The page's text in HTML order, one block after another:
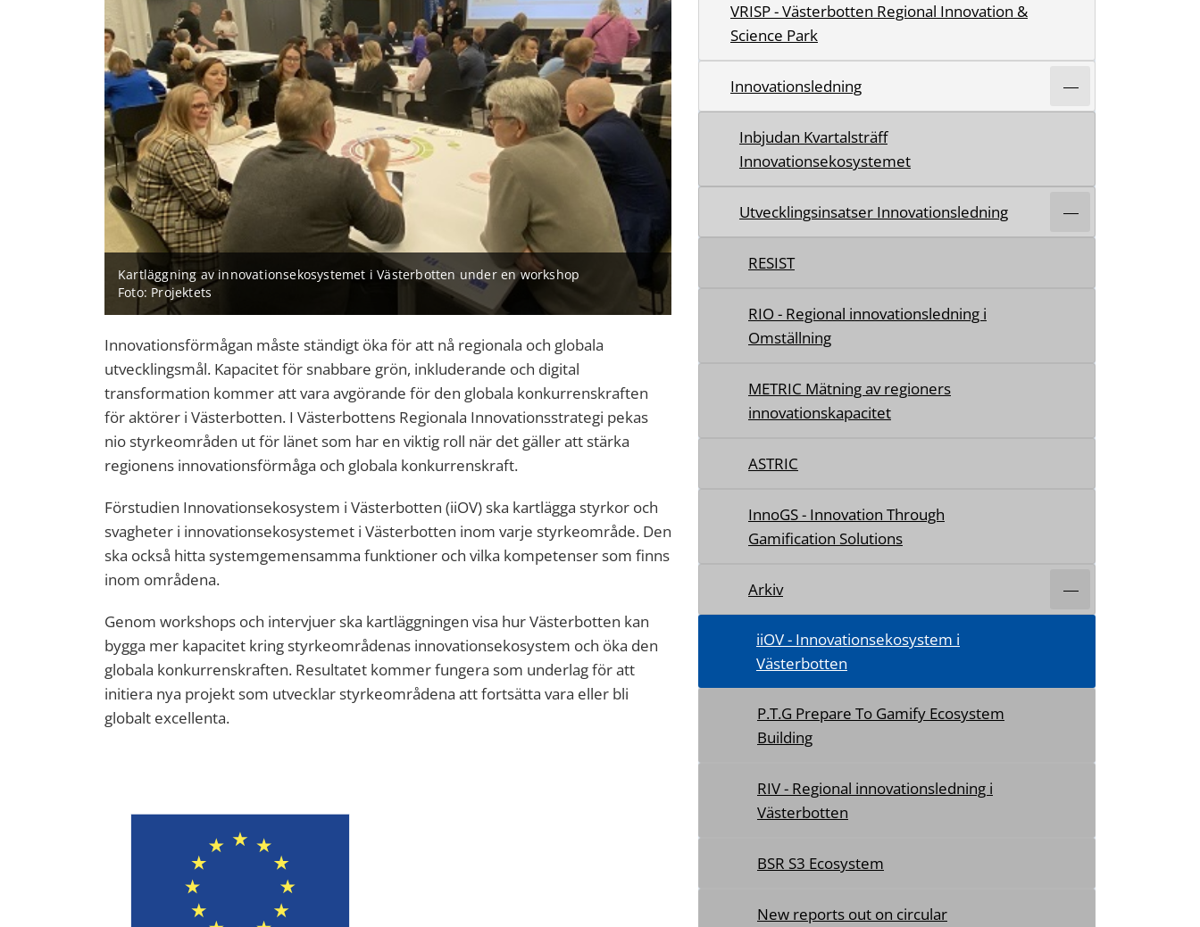
Kartläggning av innovationsekosystemet i Västerbotten under en workshop
Foto: Projektets
Innovationsförmågan måste ständigt öka för att nå regionala och globala
utvecklingsmål. Kapacitet för snabbare grön, inkluderande och digital
transformation kommer att vara avgörande för den globala konkurrenskraften
för aktörer i Västerbotten. I Västerbottens Regionala Innovationsstrategi pekas
nio styrkeområden ut för länet som har en viktig roll när det gäller att stärka
regionens innovationsförmåga och globala konkurrenskraft.
Förstudien Innovationsekosystem i Västerbotten (iiOV) ska kartlägga styrkor och
svagheter i innovationsekosystemet i Västerbotten inom varje styrkeområde. Den
ska också hitta systemgemensamma funktioner och vilka kompetenser som finns
inom områdena.
Genom workshops och intervjuer ska kartläggningen visa hur Västerbotten kan
bygga mer kapacitet kring styrkeområdenas innovationsekosystem och öka den
globala konkurrenskraften. Resultatet kommer fungera som underlag för att
initiera nya projekt som utvecklar styrkeområdena att fortsätta vara eller bli
globalt excellenta.
VRISP - Västerbotten Regional Innovation &
Science Park
Innovationsledning
Inbjudan Kvartalsträff
Innovationsekosystemet
Utvecklingsinsatser Innovationsledning
RESIST
RIO - Regional innovationsledning i
Omställning
METRIC Mätning av regioners
innovationskapacitet
ASTRIC
InnoGS - Innovation Through
Gamification Solutions
Arkiv
iiOV - Innovationsekosystem i
Västerbotten
P.T.G Prepare To Gamify Ecosystem
Building
RIV - Regional innovationsledning i
Västerbotten
BSR S3 Ecosystem
New reports out on circular